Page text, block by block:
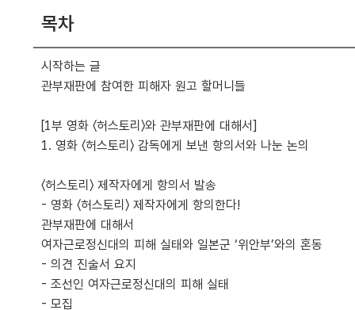
목차
시작하는 글
관부재판에 참여한 피해자 원고 할머니들
[1부 영화 〈허스토리〉와 관부재판에 대해서]
1. 영화 〈허스토리〉 감독에게 보낸 항의서와 나눈 논의
〈허스토리〉 제작자에게 항의서 발송
- 영화 〈허스토리〉 제작자에게 항의한다!
관부재판에 대해서
여자근로정신대의 피해 실태와 일본군 ‘위안부’와의 혼동
- 의견 진술서 요지
- 조선인 여자근로정신대의 피해 실태
- 모집